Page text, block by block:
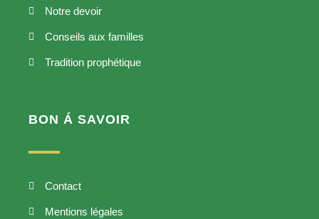
Notre devoir
Conseils aux familles
Tradition prophétique
BON Á SAVOIR
Contact
Mentions légales